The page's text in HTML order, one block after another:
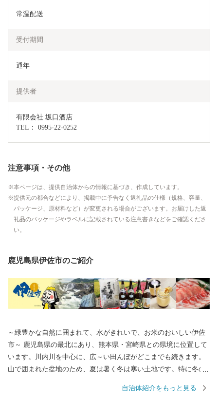
常温配送
受付期間
通年
提供者
有限会社 坂口酒店
TEL： 0995-22-0252
注意事項・その他
本ページは、提供自治体からの情報に基づき、作成しています。
提供元の都合などにより、掲載中に予告なく返礼品の仕様（規格、容量、
パッケージ、原材料など）が変更される場合がございます。お届けした返
礼品のパッケージやラベルに記載されている注意書きなどをご確認くださ
い。
鹿児島県伊佐市のご紹介
～緑豊かな自然に囲まれて、水がきれいで、お米のおいしい伊佐
市～ 鹿児島県の最北にあり、熊本県・宮崎県との県境に位置して
います。川内川を中心に、広～い田んぼがどこまでも続きます。
山で囲まれた盆地のため、夏は暑く冬は寒い土地です。特に冬の
総務大臣よりふるさと納税の指定を受けた自治体です。
自治体紹介をもっと見る